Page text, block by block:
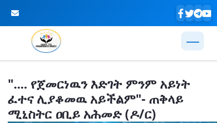
".... የጀመርነዉን እድገት ምንም አይነት
ፈተና ሊያቆመዉ አይችልም"- ጠቅላይ
ሚኒስትር ዐቢይ አሕመድ (ዶ/ር)